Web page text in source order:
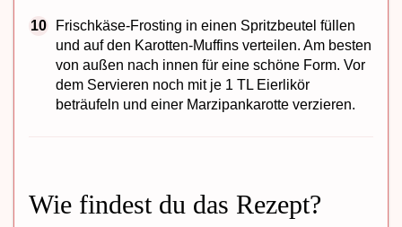
Frischkäse-Frosting in einen Spritzbeutel füllen
und auf den Karotten-Muffins verteilen. Am besten
von außen nach innen für eine schöne Form. Vor
dem Servieren noch mit je 1 TL Eierlikör
beträufeln und einer Marzipankarotte verzieren.
Wie findest du das Rezept?